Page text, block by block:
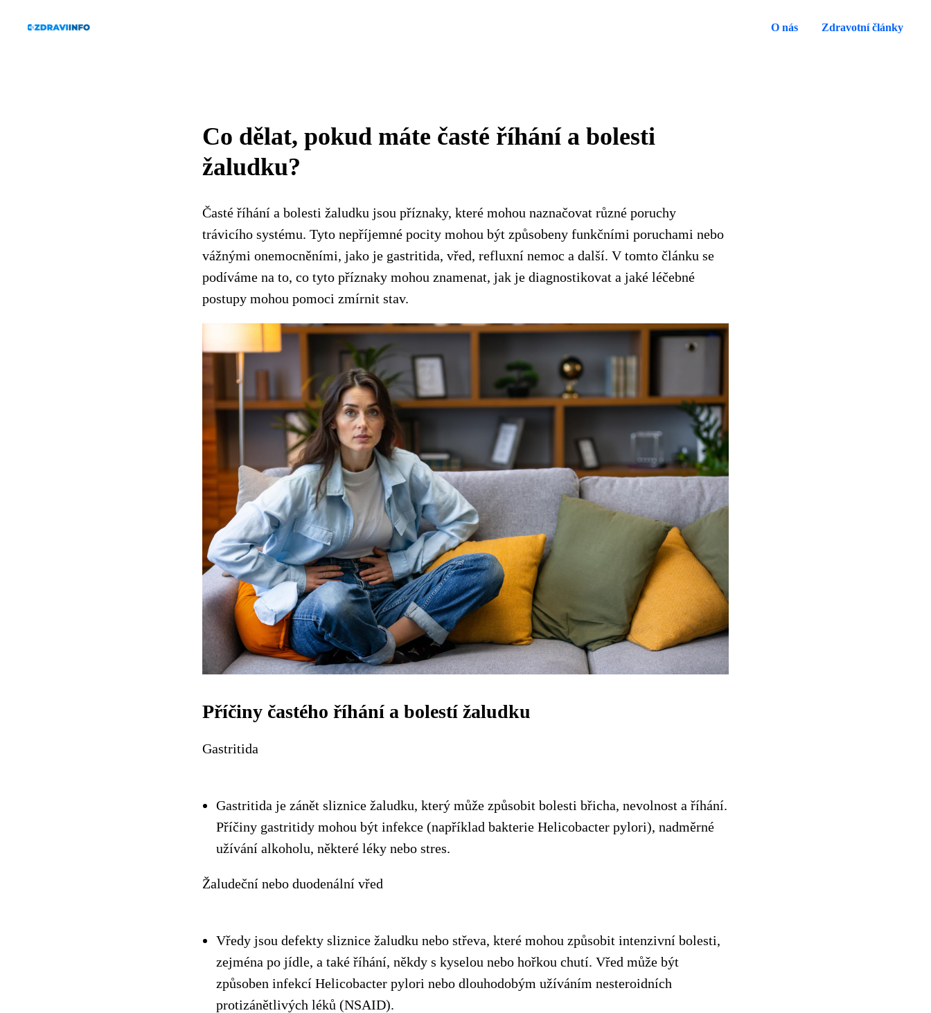
O nás Zdravotní články
Co dělat, pokud máte časté říhání a bolesti
žaludku?
Časté říhání a bolesti žaludku jsou příznaky, které mohou naznačovat různé poruchy
trávicího systému. Tyto nepříjemné pocity mohou být způsobeny funkčními poruchami nebo
vážnými onemocněními, jako je gastritida, vřed, refluxní nemoc a další. V tomto článku se
podíváme na to, co tyto příznaky mohou znamenat, jak je diagnostikovat a jaké léčebné
postupy mohou pomoci zmírnit stav.
Příčiny častého říhání a bolestí žaludku
Gastritida
Gastritida je zánět sliznice žaludku, který může způsobit bolesti břicha, nevolnost a říhání.
Příčiny gastritidy mohou být infekce (například bakterie Helicobacter pylori), nadměrné
užívání alkoholu, některé léky nebo stres.
Žaludeční nebo duodenální vřed
Vředy jsou defekty sliznice žaludku nebo střeva, které mohou způsobit intenzivní bolesti,
zejména po jídle, a také říhání, někdy s kyselou nebo hořkou chutí. Vřed může být
způsoben infekcí Helicobacter pylori nebo dlouhodobým užíváním nesteroidních
protizánětlivých léků (NSAID).